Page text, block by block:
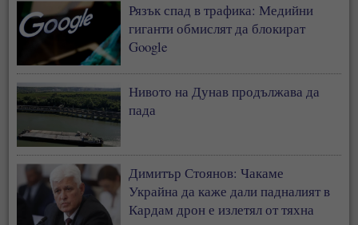
Рязък спад в трафика: Медийни
гиганти обмислят да блокират
Google
Нивото на Дунав продължава да
пада
Димитър Стоянов: Чакаме
Украйна да каже дали падналият в
Кардам дрон е излетял от тяхна